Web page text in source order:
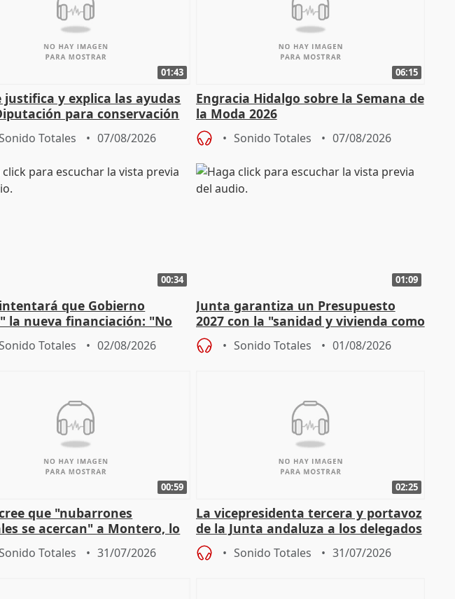
01:43
justifica y explica las ayudas
para conservación
Totales 07/08/2026
06:15
Engracia Hidalgo sobre la Semana de
la Moda 2026
Sonido Totales 07/08/2026
00:34
que Gobierno
la nueva financiación: "No
saqueo a las arcas"
Totales 02/08/2026
01:09
Junta garantiza un Presupuesto
2027 con la "sanidad y vivienda como
prioridades"
Sonido Totales 01/08/2026
00:59
que "nubarrones
se acercan" a Montero, lo
a estar en el "ruido pe
Totales 31/07/2026
02:25
La vicepresidenta tercera y portavoz
de la Junta andaluza a los delegados
territoriales en Málaga
Sonido Totales 31/07/2026